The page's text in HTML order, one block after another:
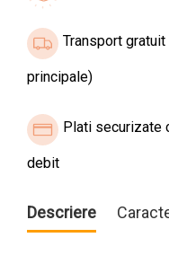
Transport
principale)
Plati securizate
debit
Descriere